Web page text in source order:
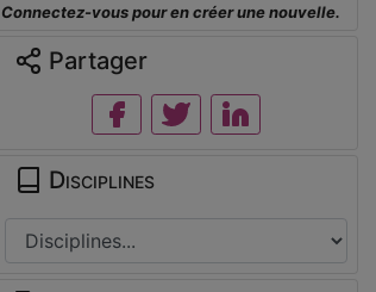
Connectez-vous pour en créer une nouvelle.
Partager
Disciplines